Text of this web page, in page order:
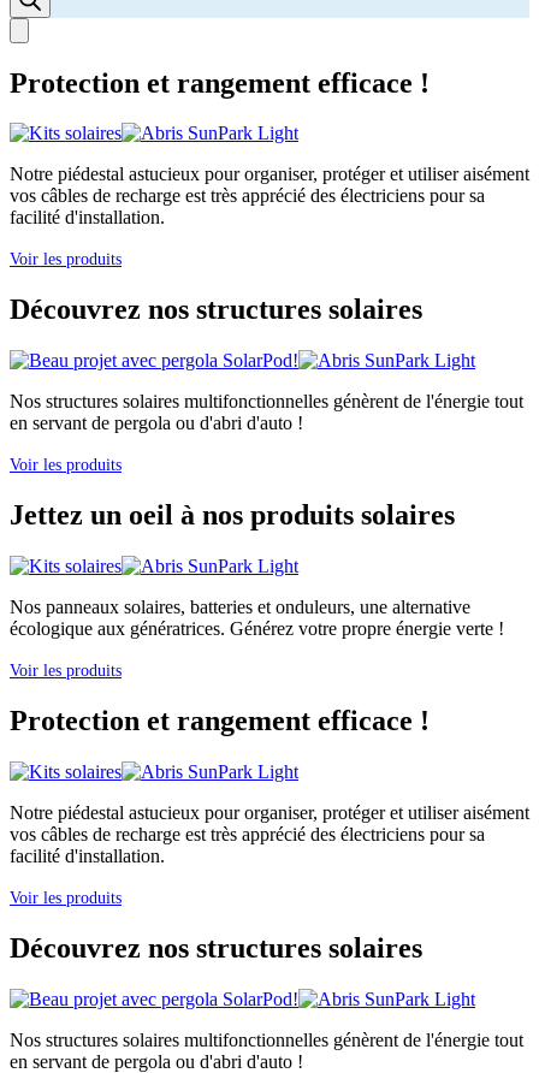
Protection et rangement efficace !
Notre piédestal astucieux pour organiser, protéger et utiliser aisément
vos câbles de recharge est très apprécié des électriciens pour sa
facilité d'installation.
Voir les produits
Découvrez nos structures solaires
Nos structures solaires multifonctionnelles génèrent de l'énergie tout
en servant de pergola ou d'abri d'auto !
Voir les produits
Jettez un oeil à nos produits solaires
Nos panneaux solaires, batteries et onduleurs, une alternative
écologique aux génératrices. Générez votre propre énergie verte !
Voir les produits
Protection et rangement efficace !
Notre piédestal astucieux pour organiser, protéger et utiliser aisément
vos câbles de recharge est très apprécié des électriciens pour sa
facilité d'installation.
Voir les produits
Découvrez nos structures solaires
Nos structures solaires multifonctionnelles génèrent de l'énergie tout
en servant de pergola ou d'abri d'auto !